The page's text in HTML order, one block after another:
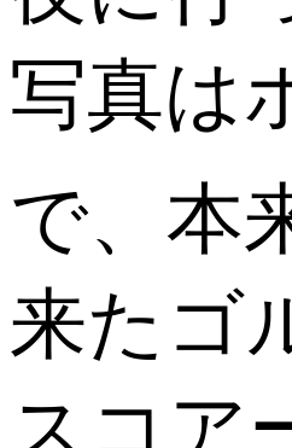
写真は
で、本
来たゴ
スコア